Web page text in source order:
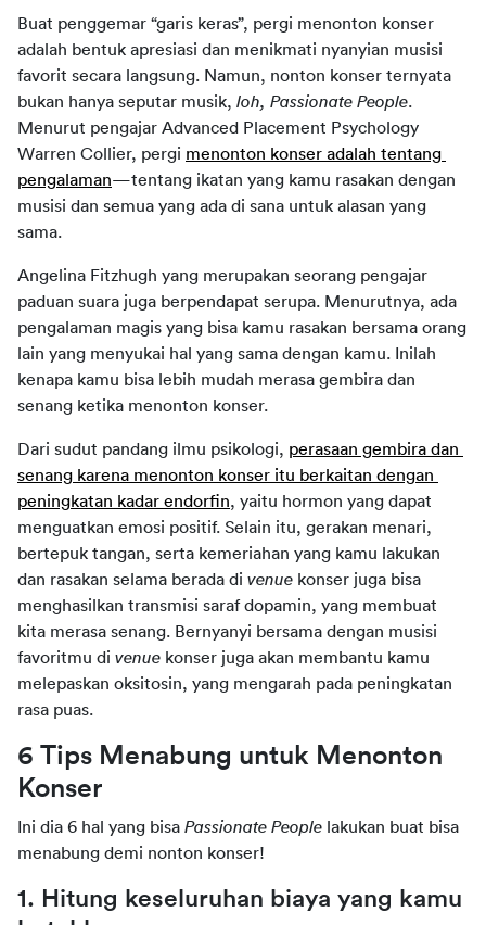
Buat penggemar “garis keras”, pergi menonton konser
adalah bentuk apresiasi dan menikmati nyanyian musisi
favorit secara langsung. Namun, nonton konser ternyata
bukan hanya seputar musik, loh, Passionate People.
Menurut pengajar Advanced Placement Psychology
Warren Collier, pergi menonton konser adalah tentang
pengalaman—tentang ikatan yang kamu rasakan dengan
musisi dan semua yang ada di sana untuk alasan yang
sama.
Angelina Fitzhugh yang merupakan seorang pengajar
paduan suara juga berpendapat serupa. Menurutnya, ada
pengalaman magis yang bisa kamu rasakan bersama orang
lain yang menyukai hal yang sama dengan kamu. Inilah
kenapa kamu bisa lebih mudah merasa gembira dan
senang ketika menonton konser.
Dari sudut pandang ilmu psikologi, perasaan gembira dan
senang karena menonton konser itu berkaitan dengan
peningkatan kadar endorfin, yaitu hormon yang dapat
menguatkan emosi positif. Selain itu, gerakan menari,
bertepuk tangan, serta kemeriahan yang kamu lakukan
dan rasakan selama berada di venue konser juga bisa
menghasilkan transmisi saraf dopamin, yang membuat
kita merasa senang. Bernyanyi bersama dengan musisi
favoritmu di venue konser juga akan membantu kamu
melepaskan oksitosin, yang mengarah pada peningkatan
rasa puas.
6 Tips Menabung untuk Menonton
Konser
Ini dia 6 hal yang bisa Passionate People lakukan buat bisa
menabung demi nonton konser!
1. Hitung keseluruhan biaya yang kamu